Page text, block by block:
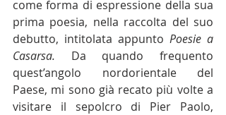
come forma di espressione della sua
prima poesia, nella raccolta del suo
debutto, intitolata appunto Poesie a
Casarsa. Da quando frequento
quest’angolo nordorientale del
Paese, mi sono già recato più volte a
visitare il sepolcro di Pier Paolo,